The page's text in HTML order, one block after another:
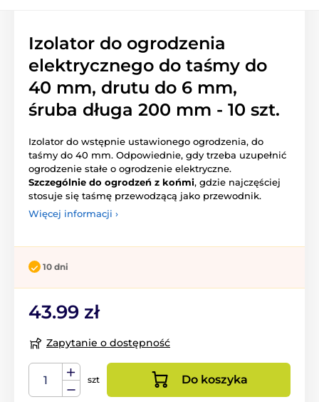
Izolator do ogrodzenia
elektrycznego do taśmy do
40 mm, drutu do 6 mm,
śruba długa 200 mm - 10 szt.
Izolator do wstępnie ustawionego ogrodzenia, do
taśmy do 40 mm. Odpowiednie, gdy trzeba uzupełnić
ogrodzenie stałe o ogrodzenie elektryczne.
Szczególnie do ogrodzeń z końmi, gdzie najczęściej
stosuje się taśmę przewodzącą jako przewodnik.
Więcej informacji ›
10 dni
43.99 zł
Zapytanie o dostępność
szt Do koszyka